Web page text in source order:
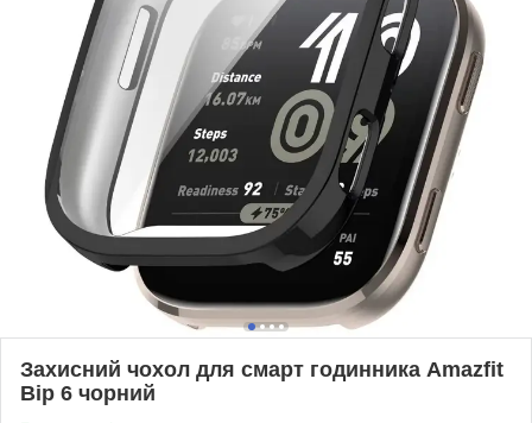
Захисний чохол для смарт годинника Amazfit
Bip 6 чорний